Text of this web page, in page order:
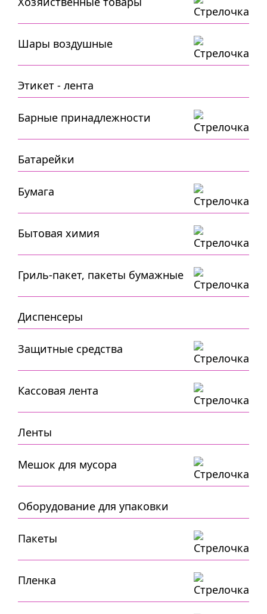
Шары воздушные
Этикет - лента
Барные принадлежности
Батарейки
Бумага
Бытовая химия
Гриль-пакет, пакеты бумажные
Диспенсеры
Защитные средства
Кассовая лента
Ленты
Мешок для мусора
Оборудование для упаковки
Пакеты
Пленка